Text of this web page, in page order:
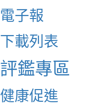
電子報
下載列表
評鑑專區
健康促進